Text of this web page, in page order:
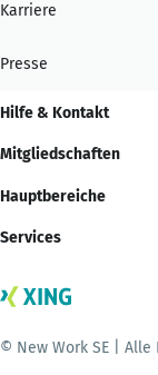
Karriere
Presse
Hilfe & Kontakt
Mitgliedschaften
Hauptbereiche
Services
© New Work SE |